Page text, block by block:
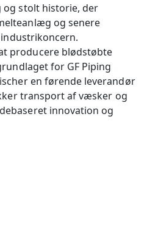
og stolt historie, der
og senere
producere blødstøbte
for GF Piping
en førende leverandør
transport af væsker og
innovation og